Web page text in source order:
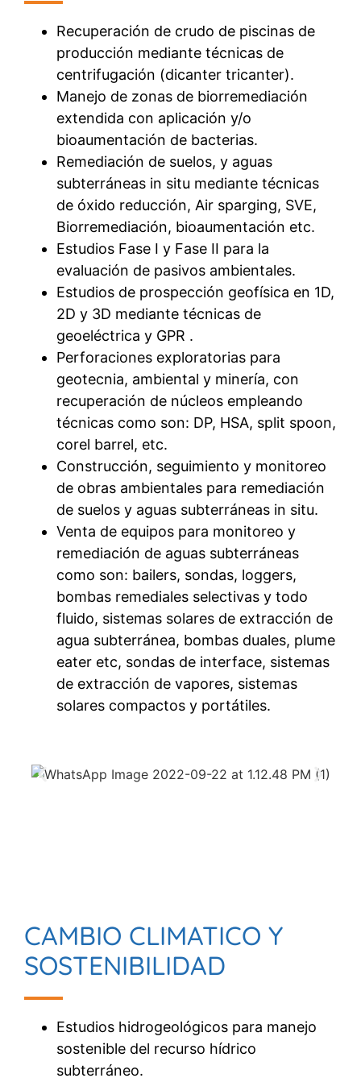
Recuperación de crudo de piscinas de
producción mediante técnicas de
centrifugación (dicanter tricanter).
Manejo de zonas de biorremediación
extendida con aplicación y/o
bioaumentación de bacterias.
Remediación de suelos, y aguas
subterráneas in situ mediante técnicas
de óxido reducción, Air sparging, SVE,
Biorremediación, bioaumentación etc.
Estudios Fase I y Fase II para la
evaluación de pasivos ambientales.
Estudios de prospección geofísica en 1D,
2D y 3D mediante técnicas de
geoeléctrica y GPR .
Perforaciones exploratorias para
geotecnia, ambiental y minería, con
recuperación de núcleos empleando
técnicas como son: DP, HSA, split spoon,
corel barrel, etc.
Construcción, seguimiento y monitoreo
de obras ambientales para remediación
de suelos y aguas subterráneas in situ.
Venta de equipos para monitoreo y
remediación de aguas subterráneas
como son: bailers, sondas, loggers,
bombas remediales selectivas y todo
fluido, sistemas solares de extracción de
agua subterránea, bombas duales, plume
eater etc, sondas de interface, sistemas
de extracción de vapores, sistemas
solares compactos y portátiles.
CAMBIO CLIMATICO Y
SOSTENIBILIDAD
Estudios hidrogeológicos para manejo
sostenible del recurso hídrico
subterráneo.